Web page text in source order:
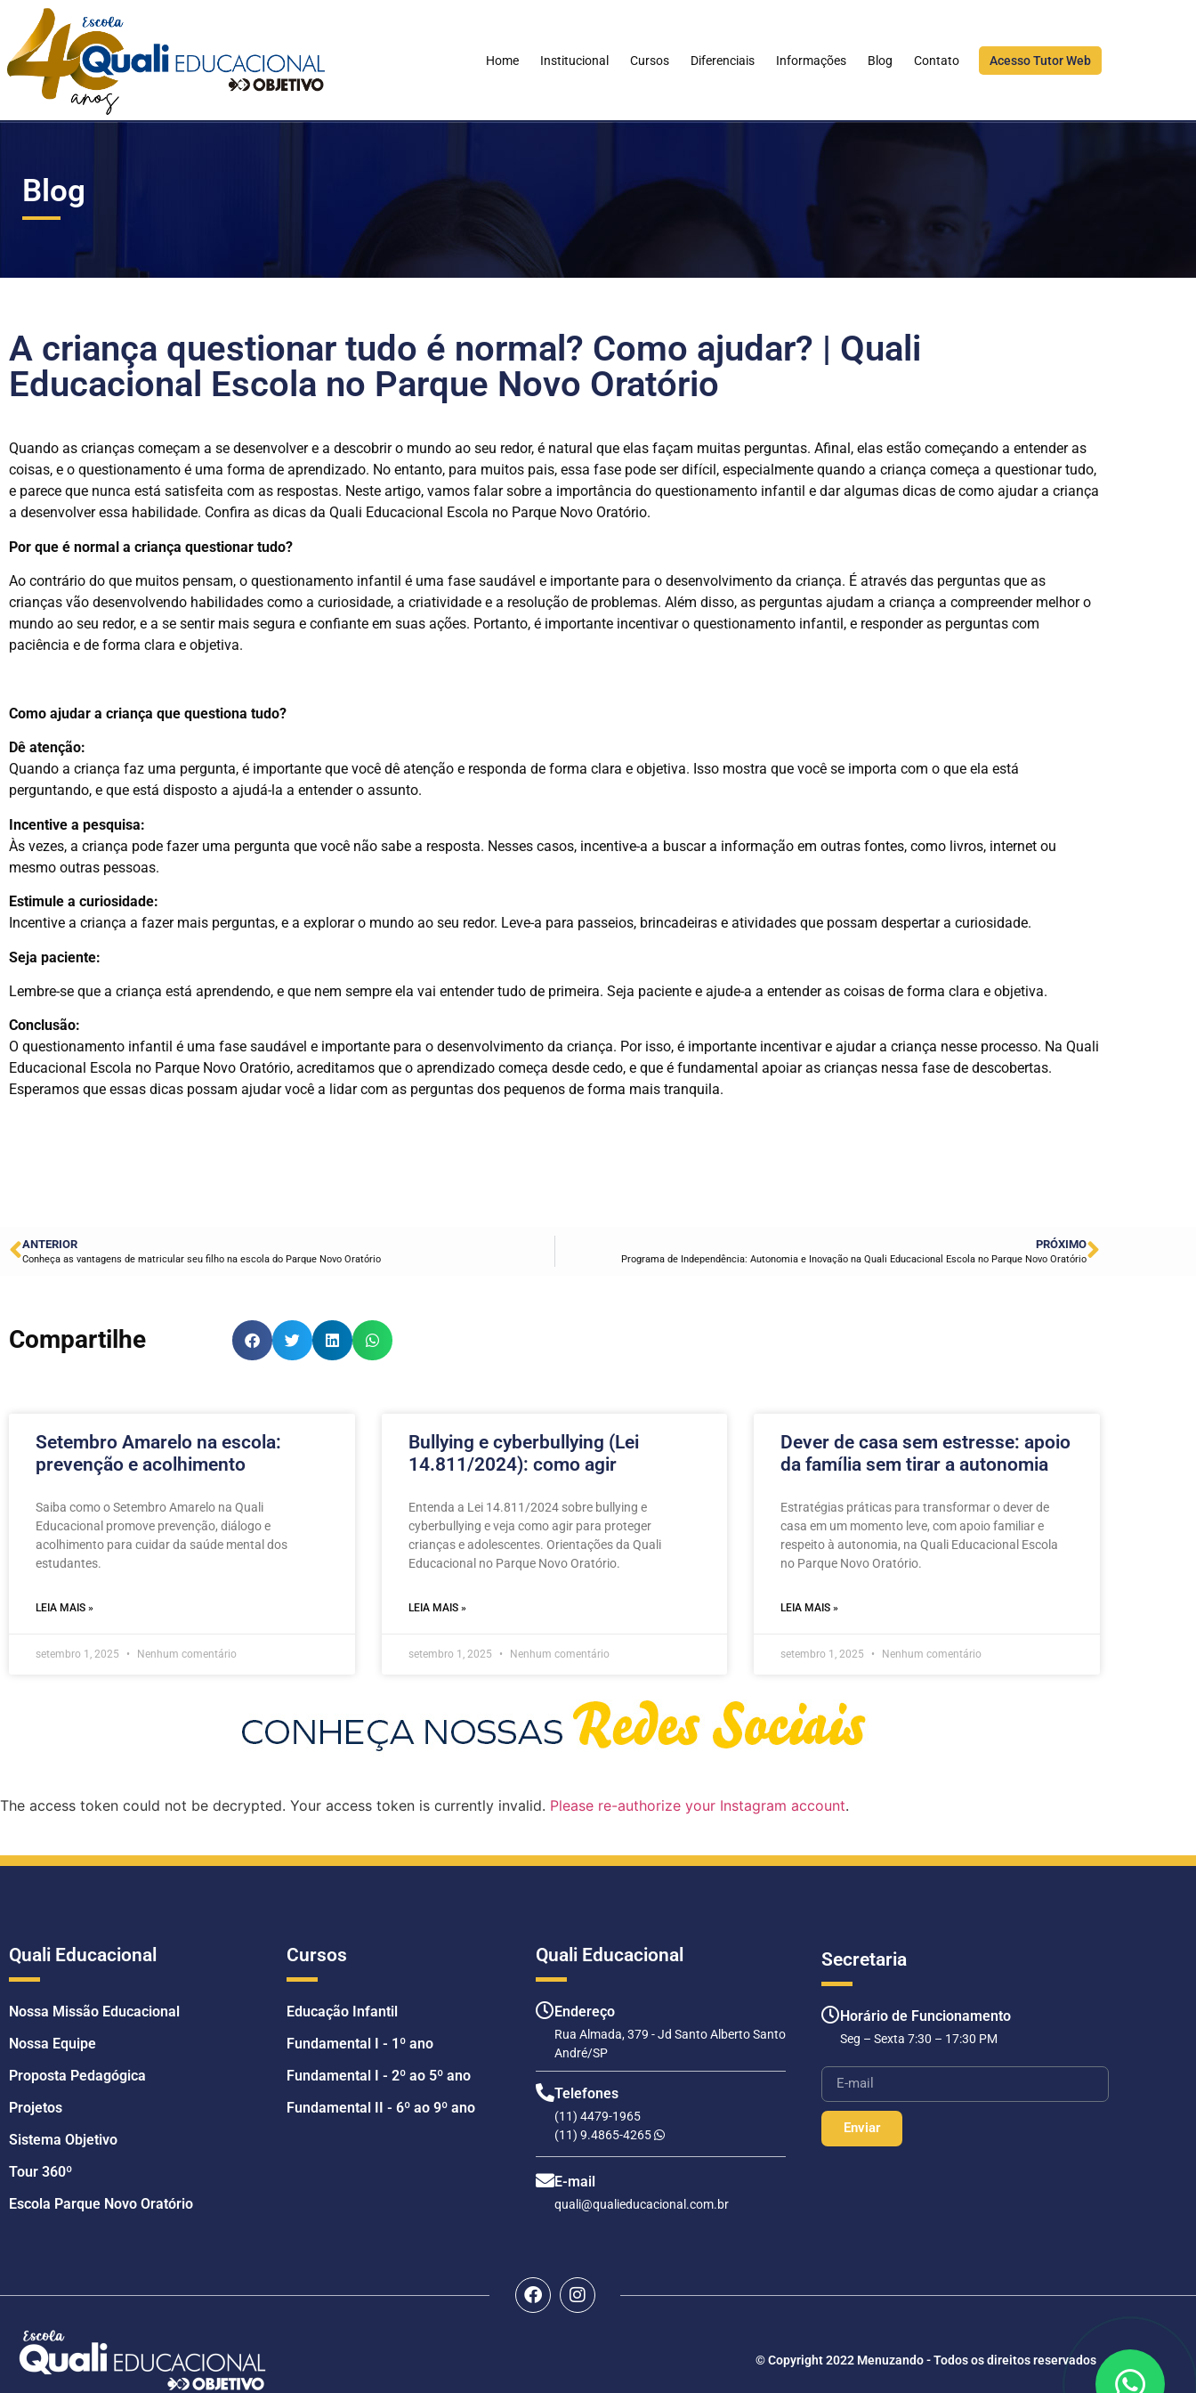
Home Institucional Cursos Diferenciais Informações Blog Contato Acesso Tutor Web
Blog
A criança questionar tudo é normal? Como ajudar? | Quali
Educacional Escola no Parque Novo Oratório
Quando as crianças começam a se desenvolver e a descobrir o mundo ao seu redor, é natural que elas façam muitas perguntas. Afinal, elas estão começando a entender as
coisas, e o questionamento é uma forma de aprendizado. No entanto, para muitos pais, essa fase pode ser difícil, especialmente quando a criança começa a questionar tudo,
e parece que nunca está satisfeita com as respostas. Neste artigo, vamos falar sobre a importância do questionamento infantil e dar algumas dicas de como ajudar a criança
a desenvolver essa habilidade. Confira as dicas da Quali Educacional Escola no Parque Novo Oratório.
Por que é normal a criança questionar tudo?
Ao contrário do que muitos pensam, o questionamento infantil é uma fase saudável e importante para o desenvolvimento da criança. É através das perguntas que as
crianças vão desenvolvendo habilidades como a curiosidade, a criatividade e a resolução de problemas. Além disso, as perguntas ajudam a criança a compreender melhor o
mundo ao seu redor, e a se sentir mais segura e confiante em suas ações. Portanto, é importante incentivar o questionamento infantil, e responder as perguntas com
paciência e de forma clara e objetiva.
Como ajudar a criança que questiona tudo?
Dê atenção:
Quando a criança faz uma pergunta, é importante que você dê atenção e responda de forma clara e objetiva. Isso mostra que você se importa com o que ela está
perguntando, e que está disposto a ajudá-la a entender o assunto.
Incentive a pesquisa:
Às vezes, a criança pode fazer uma pergunta que você não sabe a resposta. Nesses casos, incentive-a a buscar a informação em outras fontes, como livros, internet ou
mesmo outras pessoas.
Estimule a curiosidade:
Incentive a criança a fazer mais perguntas, e a explorar o mundo ao seu redor. Leve-a para passeios, brincadeiras e atividades que possam despertar a curiosidade.
Seja paciente:
Lembre-se que a criança está aprendendo, e que nem sempre ela vai entender tudo de primeira. Seja paciente e ajude-a a entender as coisas de forma clara e objetiva.
Conclusão:
O questionamento infantil é uma fase saudável e importante para o desenvolvimento da criança. Por isso, é importante incentivar e ajudar a criança nesse processo. Na Quali
Educacional Escola no Parque Novo Oratório, acreditamos que o aprendizado começa desde cedo, e que é fundamental apoiar as crianças nessa fase de descobertas.
Esperamos que essas dicas possam ajudar você a lidar com as perguntas dos pequenos de forma mais tranquila.
ANTERIOR
Conheça as vantagens de matricular seu filho na escola do Parque Novo Oratório
PRÓXIMO
Programa de Independência: Autonomia e Inovação na Quali Educacional Escola no Parque Novo Oratório
Compartilhe
Setembro Amarelo na escola:
prevenção e acolhimento
Saiba como o Setembro Amarelo na Quali
Educacional promove prevenção, diálogo e
acolhimento para cuidar da saúde mental dos
estudantes.
LEIA MAIS »
setembro 1, 2025 Nenhum comentário
Bullying e cyberbullying (Lei
14.811/2024): como agir
Entenda a Lei 14.811/2024 sobre bullying e
cyberbullying e veja como agir para proteger
crianças e adolescentes. Orientações da Quali
Educacional no Parque Novo Oratório.
LEIA MAIS »
setembro 1, 2025 Nenhum comentário
Dever de casa sem estresse: apoio
da família sem tirar a autonomia
Estratégias práticas para transformar o dever de
casa em um momento leve, com apoio familiar e
respeito à autonomia, na Quali Educacional Escola
no Parque Novo Oratório.
LEIA MAIS »
setembro 1, 2025 Nenhum comentário
The access token could not be decrypted. Your access token is currently invalid. Please re-authorize your Instagram account.
Quali Educacional
Nossa Missão Educacional
Nossa Equipe
Proposta Pedagógica
Projetos
Sistema Objetivo
Tour 360º
Escola Parque Novo Oratório
Cursos
Educação Infantil
Fundamental I - 1º ano
Fundamental I - 2º ao 5º ano
Fundamental II - 6º ao 9º ano
Quali Educacional
Endereço
Rua Almada, 379 - Jd Santo Alberto Santo
André/SP
Telefones
(11) 4479-1965
(11) 9.4865-4265
E-mail
quali@qualieducacional.com.br
Secretaria
Horário de Funcionamento
Seg – Sexta 7:30 – 17:30 PM
Enviar
© Copyright 2022 Menuzando - Todos os direitos reservados